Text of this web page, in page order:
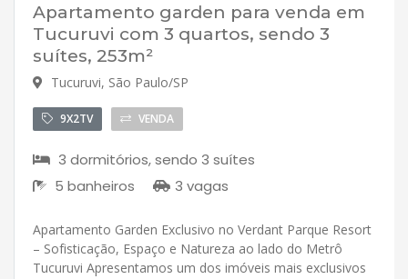
Apartamento garden para venda em
Tucuruvi com 3 quartos, sendo 3
suítes, 253m²
Tucuruvi, São Paulo/SP
9X2TV VENDA
3 dormitórios, sendo 3 suítes
5 banheiros
3 vagas
Apartamento Garden Exclusivo no Verdant Parque Resort
– Sofisticação, Espaço e Natureza ao lado do Metrô
Tucuruvi Apresentamos um dos imóveis mais exclusivos